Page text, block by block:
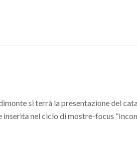
si terrà la presentazione del
nel ciclo di mostre-focus